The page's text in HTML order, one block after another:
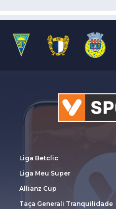
Liga Betclic
Liga Meu Super
Allianz Cup
Taça Generali Tranquilidade